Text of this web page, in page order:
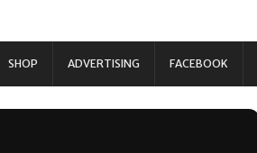
SHOP ADVERTISING FACEBOOK